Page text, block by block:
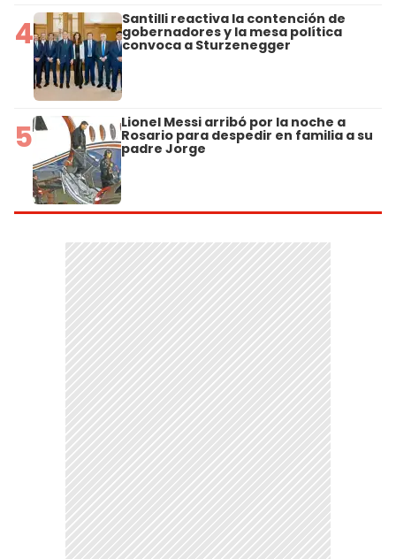
4 Santilli reactiva la contención de
gobernadores y la mesa política
convoca a Sturzenegger
5 Lionel Messi arribó por la noche a
Rosario para despedir en familia a su
padre Jorge